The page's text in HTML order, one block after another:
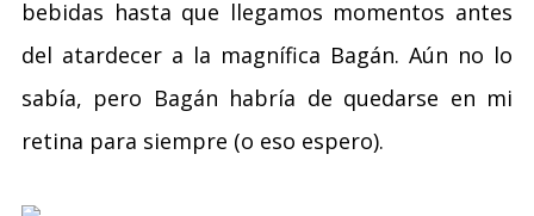
bebidas hasta que llegamos momentos antes
del atardecer a la magnífica Bagán. Aún no lo
sabía, pero Bagán habría de quedarse en mi
retina para siempre (o eso espero).